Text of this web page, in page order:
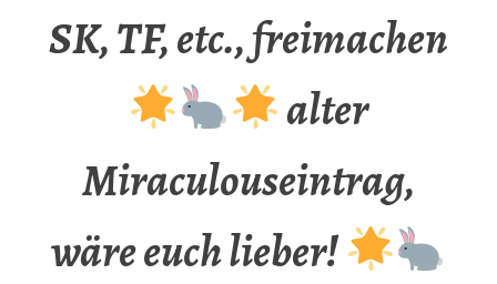
SK, TF, etc., freimachen
alter
Miraculouseintrag,
wäre euch lieber!